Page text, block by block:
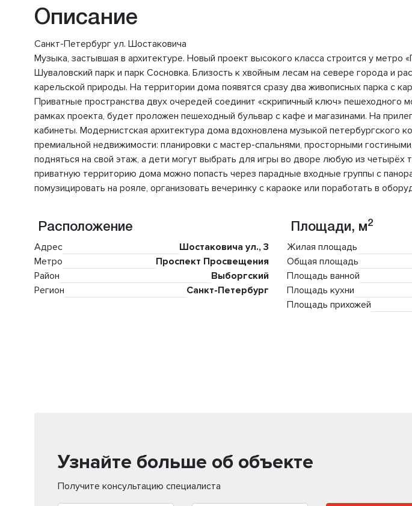
Описание
Санкт-Петербург ул. Шостаковича
Музыка, застывшая в архитектуре. Новый проект высокого класса строится у
Шуваловский парк и парк Сосновка. Близость к хвойным лесам на севере города и
карельской природы. На территории дома появятся сразу два живописных парка с
Приватные пространства двух очередей соединит «скрипичный ключ»
рамках проекта, будет проложен пешеходный бульвар с кафе и магазинами. На
кабинеты. Модернистская архитектура дома вдохновлена музыкой
премиальной недвижимости: планировки с мастер-спальнями, просторными
подняться на свой этаж, а дети могут выбрать для игры во дворе любую из
приватную территорию дома можно попасть через парадные входные группы с
помузицировать на рояле, организовать вечеринку с караоке или поработать в
Расположение
Адрес
Шостаковича ул., 3
Метро
Проспект Просвещения
Район
Выборгский
Регион
Санкт-Петербург
Площади, м2
Жилая площадь
Общая площадь
Площадь ванной
Площадь кухни
Площадь прихожей
Узнайте больше об объекте
Получите консультацию специалиста